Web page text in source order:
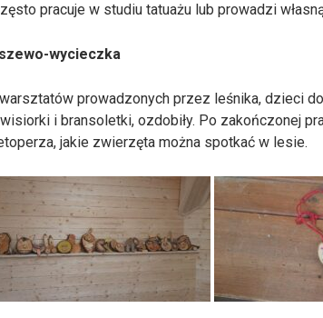
pracuje w studiu tatuażu lub prowadzi
wycieczka
prowadzonych przez leśnika, dzieci
i bransoletki, ozdobiły. Po zakończonej
jakie zwierzęta można spotkać w lesie.